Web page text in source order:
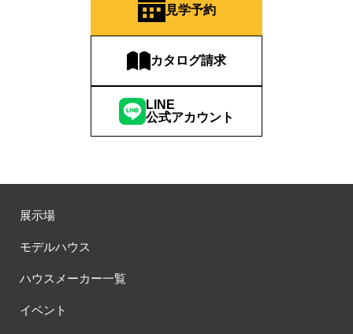
見学予約
カタログ請求
LINE
公式アカウント
展示場
モデルハウス
ハウスメーカー一覧
イベント